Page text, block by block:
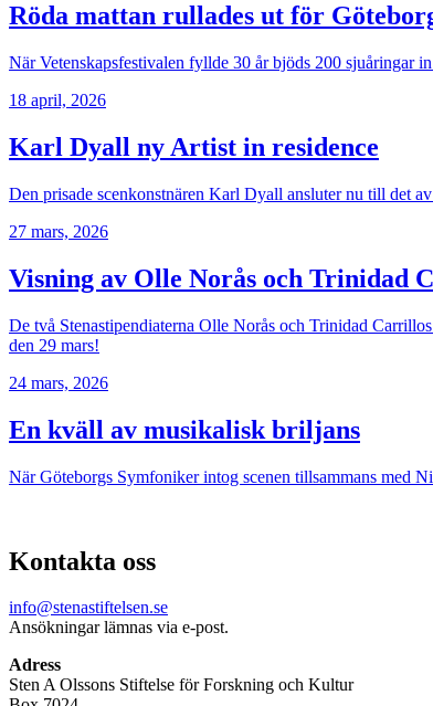
Röda mattan rullades ut för
När Vetenskapsfestivalen fyllde 30 år bjöds 200 sjuåringar
18 april, 2026
Karl Dyall ny Artist in residence
Den prisade scenkonstnären Karl Dyall ansluter nu till det
27 mars, 2026
Visning av Olle Norås och Trinidad
De två Stenastipendiaterna Olle Norås och Trinidad
den 29 mars!
24 mars, 2026
En kväll av musikalisk briljans
När Göteborgs Symfoniker intog scenen tillsammans med
Kontakta oss
info@stenastiftelsen.se
Ansökningar lämnas via e-post.
Adress
Sten A Olssons Stiftelse för Forskning och Kultur